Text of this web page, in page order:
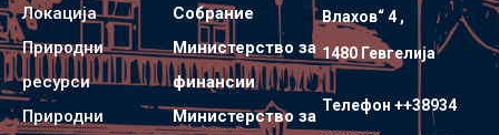
Локација
Природни
ресурси
Природни
Собрание
Министерство за
финансии
Министерство за
Влахов“ 4 ,
1480 Гевгелијa
Телефон ++38934